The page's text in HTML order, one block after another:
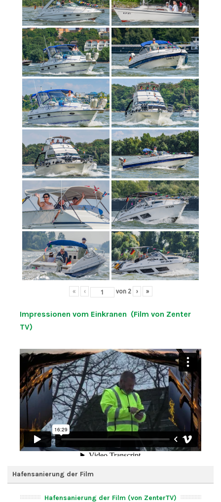
« ‹ von 2 › »
Impressionen vom Einkranen (Film von Zenter
TV)
Hafensanierung der Film
Hafensanierung der Film (von ZenterTV)